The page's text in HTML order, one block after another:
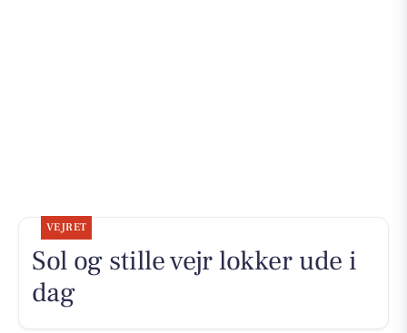
VEJRET
Sol og stille vejr lokker ude i
dag